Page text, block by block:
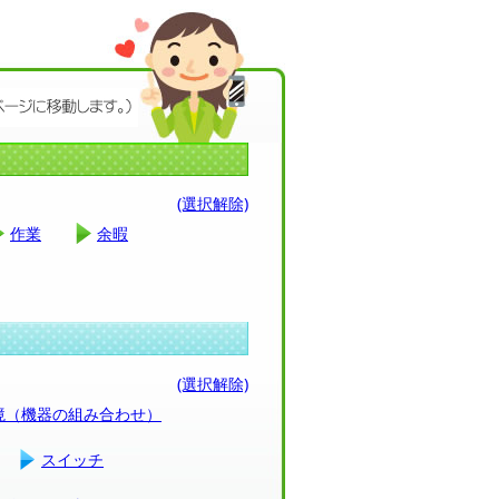
(選択解除)
作業
余暇
(選択解除)
機器の組み合わせ）
スイッチ